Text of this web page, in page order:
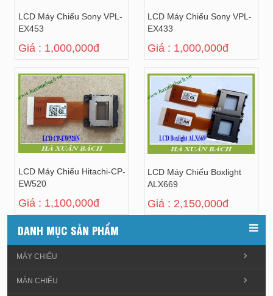
LCD Máy Chiếu Sony VPL-
EX453
Giá : 1,000,000đ
LCD Máy Chiếu Sony VPL-
EX433
Giá : 1,000,000đ
LCD Máy Chiếu Hitachi-CP-
EW520
Giá : 1,100,000đ
LCD Máy Chiếu Boxlight
ALX669
Giá : 2,150,000đ
DANH MỤC SẢN PHẨM
MÁY CHIẾU
MÀN CHIẾU